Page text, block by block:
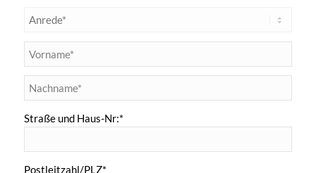
Straße und Haus-Nr:*
Postleitzahl/PLZ*